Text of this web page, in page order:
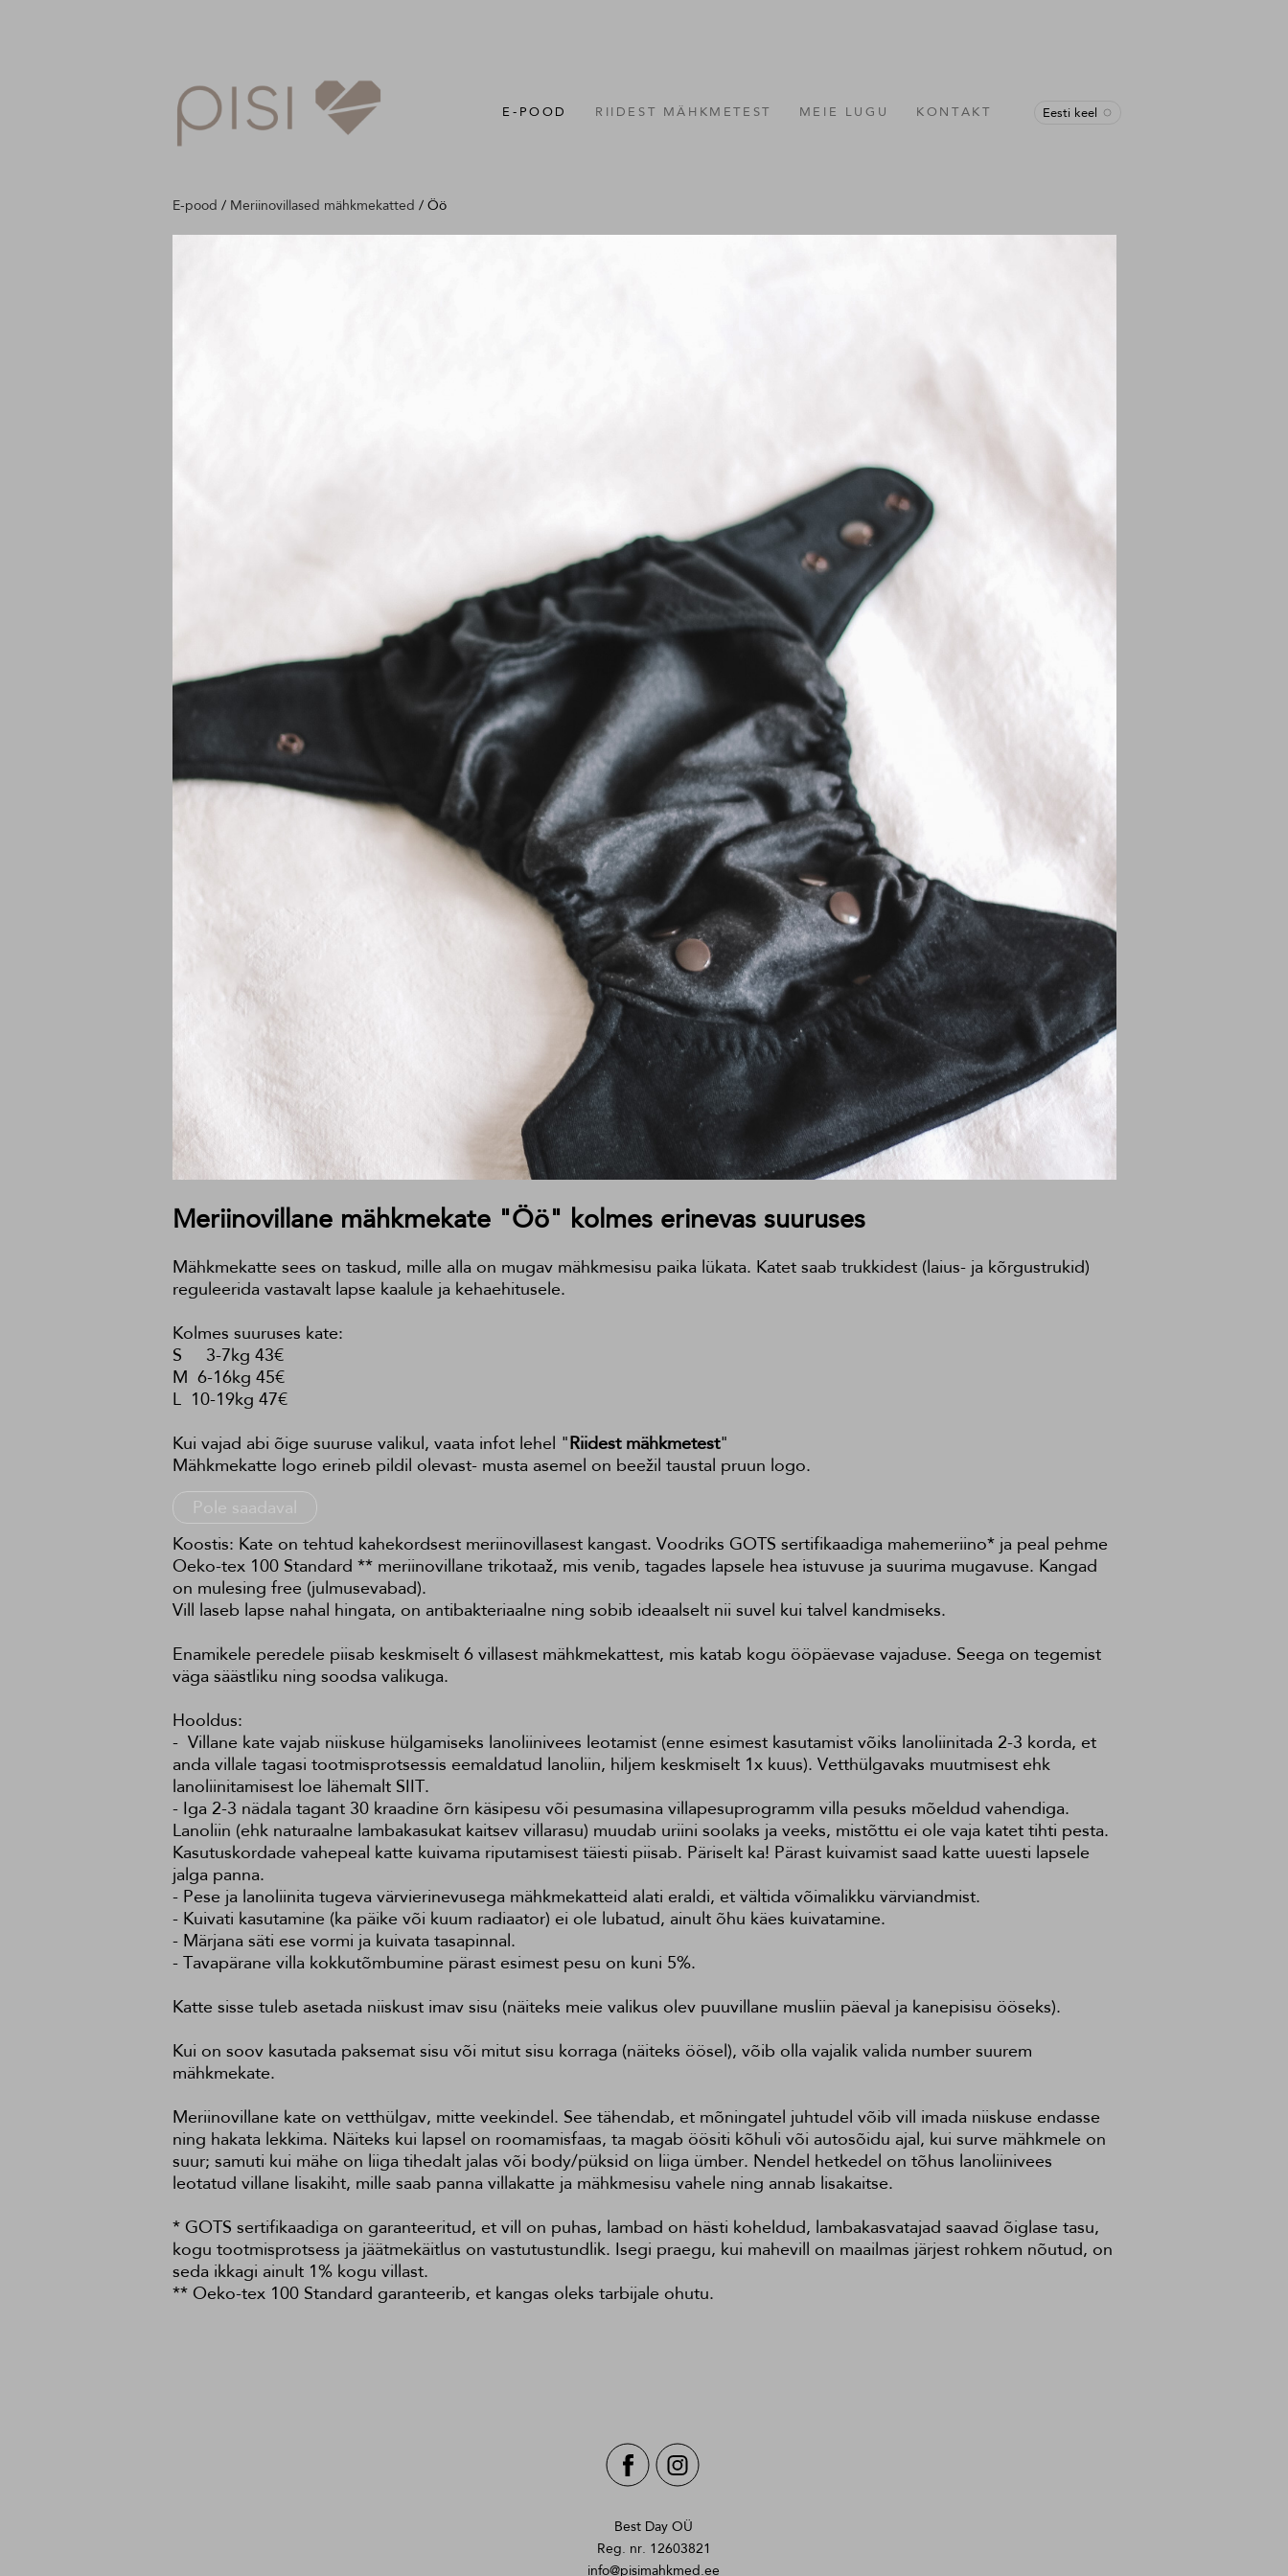
E-POOD RIIDEST MÄHKMETEST MEIE LUGU KONTAKT Eesti keel
E-pood / Meriinovillased mähkmekatted / Öö
Meriinovillane mähkmekate "Öö" kolmes erinevas suuruses
Mähkmekatte sees on taskud, mille alla on mugav mähkmesisu paika lükata. Katet saab trukkidest (laius- ja kõrgustrukid)
reguleerida vastavalt lapse kaalule ja kehaehitusele.
Kolmes suuruses kate:
S 3-7kg 43€
M 6-16kg 45€
L 10-19kg 47€
Kui vajad abi õige suuruse valikul, vaata infot lehel "Riidest mähkmetest"
Mähkmekatte logo erineb pildil olevast- musta asemel on beežil taustal pruun logo.
Pole saadaval
Koostis: Kate on tehtud kahekordsest meriinovillasest kangast. Voodriks GOTS sertifikaadiga mahemeriino* ja peal pehme
Oeko-tex 100 Standard ** meriinovillane trikotaaž, mis venib, tagades lapsele hea istuvuse ja suurima mugavuse. Kangad
on mulesing free (julmusevabad).
Vill laseb lapse nahal hingata, on antibakteriaalne ning sobib ideaalselt nii suvel kui talvel kandmiseks.
Enamikele peredele piisab keskmiselt 6 villasest mähkmekattest, mis katab kogu ööpäevase vajaduse. Seega on tegemist
väga säästliku ning soodsa valikuga.
Hooldus:
- Villane kate vajab niiskuse hülgamiseks lanoliinivees leotamist (enne esimest kasutamist võiks lanoliinitada 2-3 korda, et
anda villale tagasi tootmisprotsessis eemaldatud lanoliin, hiljem keskmiselt 1x kuus). Vetthülgavaks muutmisest ehk
lanoliinitamisest loe lähemalt SIIT.
- Iga 2-3 nädala tagant 30 kraadine õrn käsipesu või pesumasina villapesuprogramm villa pesuks mõeldud vahendiga.
Lanoliin (ehk naturaalne lambakasukat kaitsev villarasu) muudab uriini soolaks ja veeks, mistõttu ei ole vaja katet tihti pesta.
Kasutuskordade vahepeal katte kuivama riputamisest täiesti piisab. Päriselt ka! Pärast kuivamist saad katte uuesti lapsele
jalga panna.
- Pese ja lanoliinita tugeva värvierinevusega mähkmekatteid alati eraldi, et vältida võimalikku värviandmist.
- Kuivati kasutamine (ka päike või kuum radiaator) ei ole lubatud, ainult õhu käes kuivatamine.
- Märjana säti ese vormi ja kuivata tasapinnal.
- Tavapärane villa kokkutõmbumine pärast esimest pesu on kuni 5%.
Katte sisse tuleb asetada niiskust imav sisu (näiteks meie valikus olev puuvillane musliin päeval ja kanepisisu ööseks).
Kui on soov kasutada paksemat sisu või mitut sisu korraga (näiteks öösel), võib olla vajalik valida number suurem
mähkmekate.
Meriinovillane kate on vetthülgav, mitte veekindel. See tähendab, et mõningatel juhtudel võib vill imada niiskuse endasse
ning hakata lekkima. Näiteks kui lapsel on roomamisfaas, ta magab öösiti kõhuli või autosõidu ajal, kui surve mähkmele on
suur; samuti kui mähe on liiga tihedalt jalas või body/püksid on liiga ümber. Nendel hetkedel on tõhus lanoliinivees
leotatud villane lisakiht, mille saab panna villakatte ja mähkmesisu vahele ning annab lisakaitse.
* GOTS sertifikaadiga on garanteeritud, et vill on puhas, lambad on hästi koheldud, lambakasvatajad saavad õiglase tasu,
kogu tootmisprotsess ja jäätmekäitlus on vastutustundlik. Isegi praegu, kui mahevill on maailmas järjest rohkem nõutud, on
seda ikkagi ainult 1% kogu villast.
** Oeko-tex 100 Standard garanteerib, et kangas oleks tarbijale ohutu.
Best Day OÜ
Reg. nr. 12603821
info@pisimahkmed.ee